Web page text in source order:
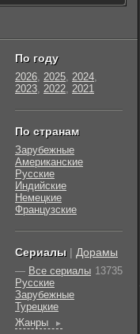
По году
2026, 2025, 2024,
2023, 2022, 2021
По странам
Зарубежные
Американские
Русские
Индийские
Немецкие
Французские
Сериалы | Дорамы
— Все сериалы 13735
Русские
Зарубежные
Турецкие
Жанры
►